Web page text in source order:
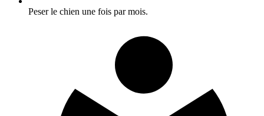
Peser le chien une fois par mois.